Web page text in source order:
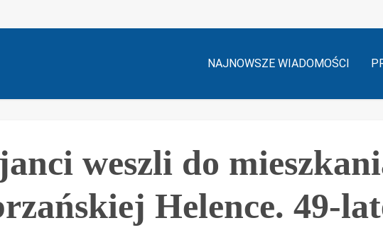
NAJNOWSZE WIADOMOŚCI
weszli do
Helence. 49-